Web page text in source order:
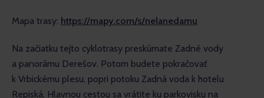
Mapa trasy: https://mapy.com/s/nelanedamu
Na začiatku tejto cyklotrasy preskúmate Zadné vody
a panorámu Derešov. Potom budete pokračovať
k Vrbickému plesu, popri potoku Zadná voda k hotelu
Repiská. Hlavnou cestou sa vrátite ku parkovisku na